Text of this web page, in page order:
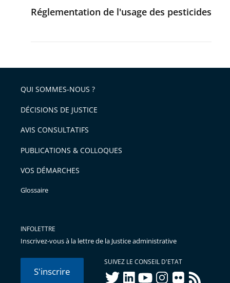
Réglementation de l'usage des pesticides
QUI SOMMES-NOUS ?
DÉCISIONS DE JUSTICE
AVIS CONSULTATIFS
PUBLICATIONS & COLLOQUES
VOS DÉMARCHES
Glossaire
INFOLETTRE
Inscrivez-vous à la lettre de la Justice administrative
S'inscrire
SUIVEZ LE CONSEIL D'ETAT
twitterlinkedInyoutubeinstagram
flickr rss